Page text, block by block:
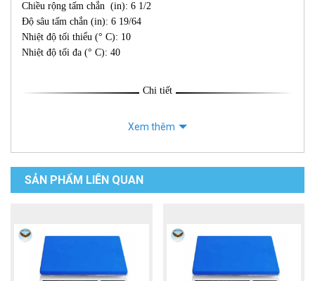
Chiều rộng tấm chắn (in): 6 1/2
Độ sâu tấm chắn (in): 6 19/64
Nhiệt độ tối thiểu (° C): 10
Nhiệt độ tối đa (° C): 40
Chi tiết
Xem thêm
SẢN PHẨM LIÊN QUAN